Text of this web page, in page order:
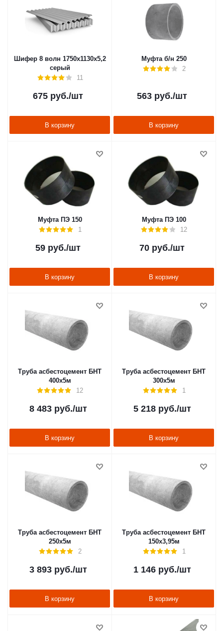
Шифер 8 волн 1750х1130х5,2
серый
11
675 руб./шт
В корзину
Муфта б/н 250
2
563 руб./шт
В корзину
Муфта ПЭ 150
1
59 руб./шт
В корзину
Муфта ПЭ 100
12
70 руб./шт
В корзину
Труба асбестоцемент БНТ
400х5м
12
8 483руб./шт
В корзину
Труба асбестоцемент БНТ
300х5м
1
5 218руб./шт
В корзину
Труба асбестоцемент БНТ
250х5м
2
3 893руб./шт
В корзину
Труба асбестоцемент БНТ
150х3,95м
1
1 146руб./шт
В корзину